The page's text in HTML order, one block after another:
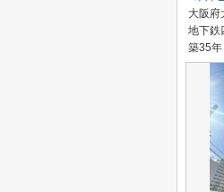
大阪府
地下鉄
築35年